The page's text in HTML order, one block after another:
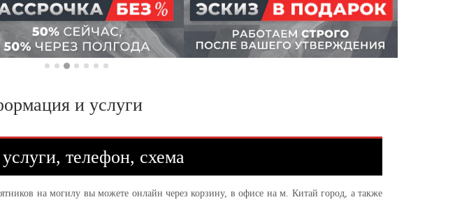
и услуги
телефон, схема
на могилу вы можете онлайн через корзину, в офисе на м. Китай город, а также